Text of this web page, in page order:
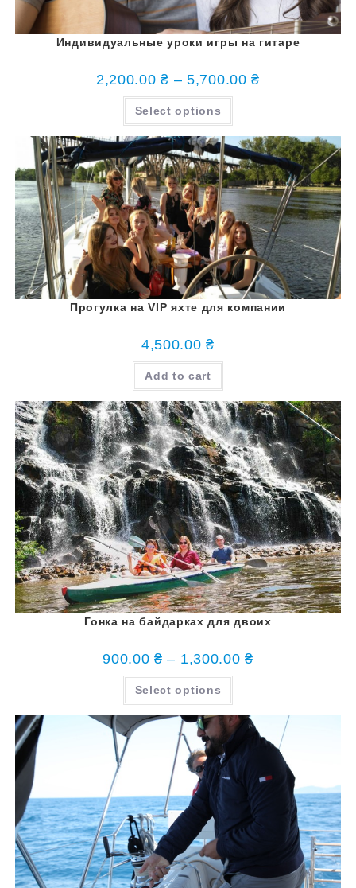
Индивидуальные уроки игры на гитаре
2,200.00₴ –5,700.00₴
Select options
Прогулка на VIP яхте для компании
4,500.00₴
Add to cart
Гонка на байдарках для двоих
900.00₴ – 1,300.00₴
Select options